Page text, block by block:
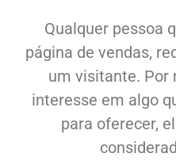
Qualquer pessoa
página de vendas,
um visitante. Por
interesse em algo
para oferecer,